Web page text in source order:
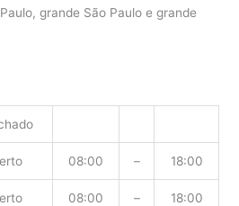
grande São Paulo e grande
08:00 – 18:00
08:00 – 18:00